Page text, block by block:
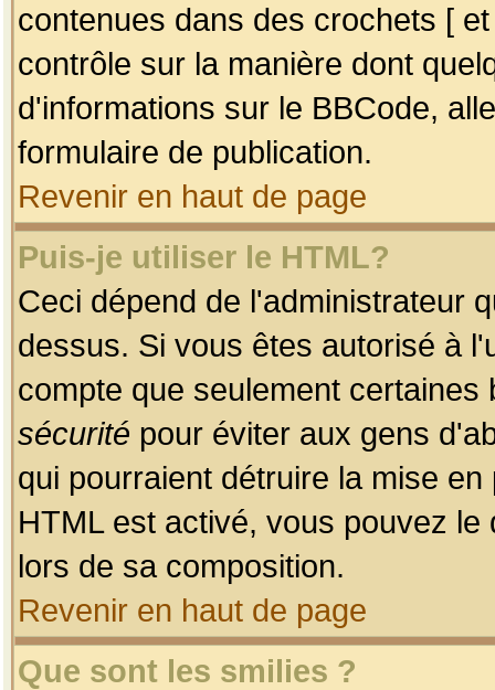
contenues dans des crochets [
contrôle sur la manière dont
d'informations sur le BBCode,
formulaire de publication.
Revenir en haut de page
Puis-je utiliser le HTML?
Ceci dépend de l'administrateur
dessus. Si vous êtes autorisé à
compte que seulement
sécurité pour éviter aux gens
qui pourraient détruire la mise
HTML est activé, vous pouvez
lors de sa composition.
Revenir en haut de page
Que sont les smilies ?